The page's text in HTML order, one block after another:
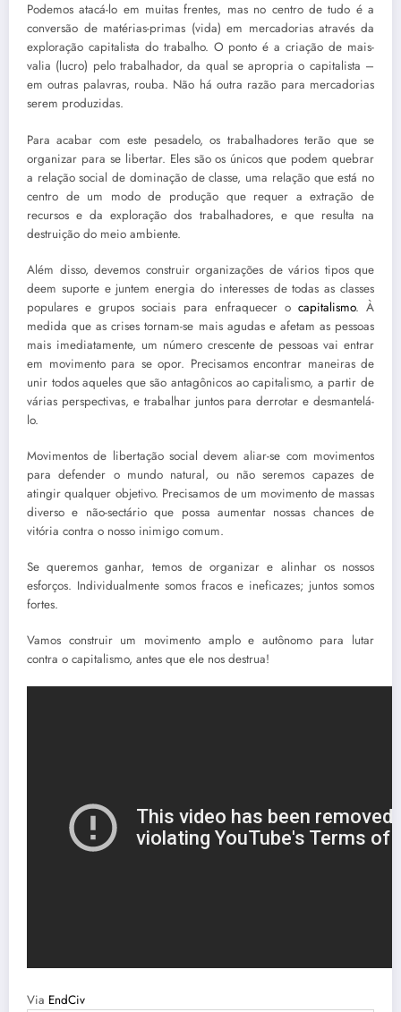
Podemos atacá-lo em muitas frentes, mas no centro de tudo é a
conversão de matérias-primas (vida) em mercadorias através da
exploração capitalista do trabalho. O ponto é a criação de mais-
valia (lucro) pelo trabalhador, da qual se apropria o capitalista –
em outras palavras, rouba. Não há outra razão para mercadorias
serem produzidas.
Para acabar com este pesadelo, os trabalhadores terão que se
organizar para se libertar. Eles são os únicos que podem quebrar
a relação social de dominação de classe, uma relação que está no
centro de um modo de produção que requer a extração de
recursos e da exploração dos trabalhadores, e que resulta na
destruição do meio ambiente.
Além disso, devemos construir organizações de vários tipos que
deem suporte e juntem energia do interesses de todas as classes
populares e grupos sociais para enfraquecer o capitalismo. À
medida que as crises tornam-se mais agudas e afetam as pessoas
mais imediatamente, um número crescente de pessoas vai entrar
em movimento para se opor. Precisamos encontrar maneiras de
unir todos aqueles que são antagônicos ao capitalismo, a partir de
várias perspectivas, e trabalhar juntos para derrotar e desmantelá-
lo.
Movimentos de libertação social devem aliar-se com movimentos
para defender o mundo natural, ou não seremos capazes de
atingir qualquer objetivo. Precisamos de um movimento de massas
diverso e não-sectário que possa aumentar nossas chances de
vitória contra o nosso inimigo comum.
Se queremos ganhar, temos de organizar e alinhar os nossos
esforços. Individualmente somos fracos e ineficazes; juntos somos
fortes.
Vamos construir um movimento amplo e autônomo para lutar
contra o capitalismo, antes que ele nos destrua!
Via EndCiv